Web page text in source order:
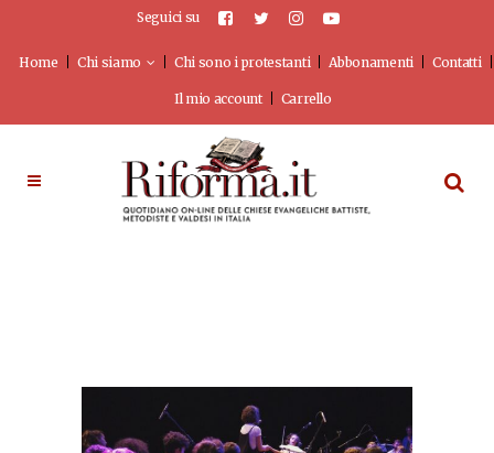
Seguici su
Home Chi siamo Chi sono i protestanti Abbonamenti Contatti
Il mio account Carrello